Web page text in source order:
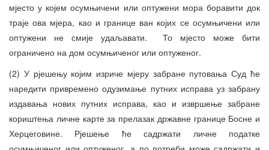
мјесто у којем осумњичени или оптужени мора боравити док
траје ова мјера, као и границе ван којих се осумњичени или
оптужени не смије удаљавати. То мјесто може бити
ограничено на дом осумњиченог или оптуженог.
(2) У рјешењу којим изриче мјеру забране путовања Суд ће
наредити привремено одузимање путних исправа уз забрану
издавања нових путних исправа, као и извршење забране
кориштења личне карте за прелазак државне границе Босне и
Херцеговине. Рјешење ће садржати личне податке